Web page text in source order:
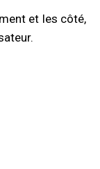
et les côté,